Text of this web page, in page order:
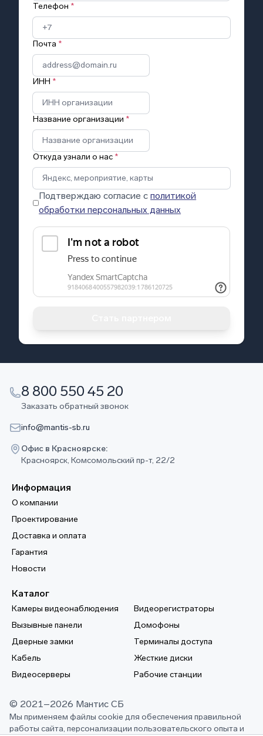
Телефон *
Почта *
ИНН *
Название организации *
Откуда узнали о нас *
Подтверждаю согласие сполитикой
обработки персональных данных
8 800 550 45 20
Заказать обратный звонок
info@mantis-sb.ru
Офис в Красноярске:
Красноярск, Комсомольский пр-т, 22/2
Информация
О компании
Проектирование
Доставка и оплата
Гарантия
Новости
Каталог
Камеры видеонаблюдения
Видеорегистраторы
Вызывные панели
Домофоны
Дверные замки
Терминалы доступа
Кабель
Жесткие диски
Видеосерверы
Рабочие станции
© 2021–2026 Мантис СБ
Мы применяем файлы cookie для обеспечения правильной
работы сайта, персонализации пользовательского опыта и